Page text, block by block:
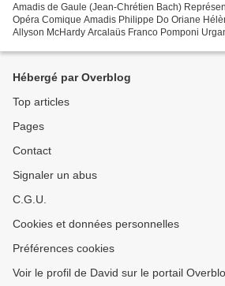
Amadis de Gaule (Jean-Chrétien Bach)
Opéra Comique Amadis Philippe Do Oriane
Allyson McHardy Arcalaüs Franco Pomponi
Hébergé par Overblog
Top articles
Pages
Contact
Signaler un abus
C.G.U.
Cookies et données personnelles
Préférences cookies
Voir le profil de David sur le portail